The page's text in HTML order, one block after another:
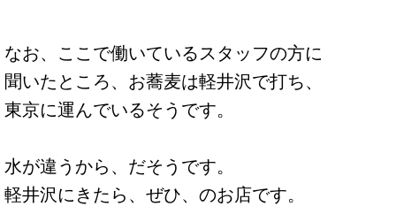
なお、ここで働いているスタッフの方に
聞いたところ、お蕎麦は軽井沢で打ち、
東京に運んでいるそうです。
水が違うから、だそうです。
軽井沢にきたら、ぜひ、のお店です。